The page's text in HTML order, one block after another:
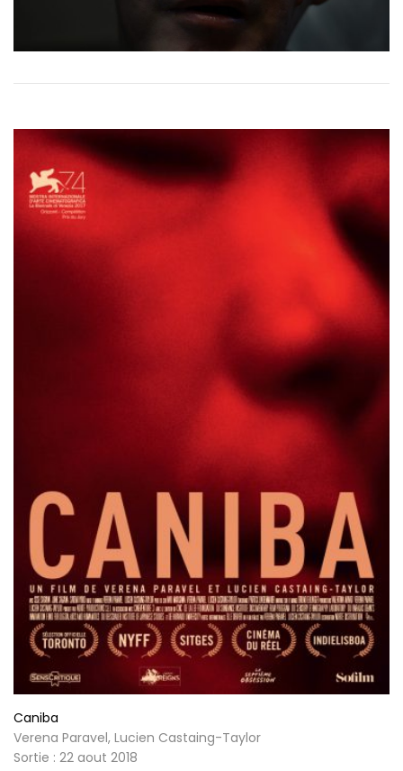
Caniba
Verena Paravel, Lucien Castaing-Taylor
Sortie : 22 aout 2018